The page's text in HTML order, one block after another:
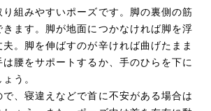
組みやすいポーズです。脚の裏側の筋
ます。脚が地面につかなければ脚を浮
。脚を伸ばすのが辛ければ曲げたまま
腰をサポートするか、手のひらを下に
う。
、寝違えなどで首に不安がある場合は